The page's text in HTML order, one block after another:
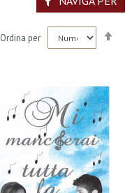
Ordina per